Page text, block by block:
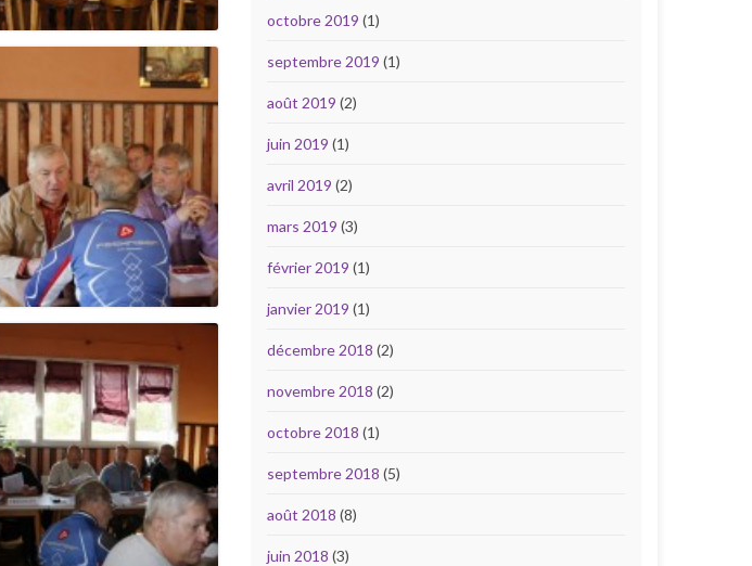
octobre 2019 (1)
septembre 2019 (1)
août 2019 (2)
juin 2019 (1)
avril 2019 (2)
mars 2019 (3)
février 2019 (1)
janvier 2019 (1)
décembre 2018 (2)
novembre 2018 (2)
octobre 2018 (1)
septembre 2018 (5)
août 2018 (8)
juin 2018 (3)